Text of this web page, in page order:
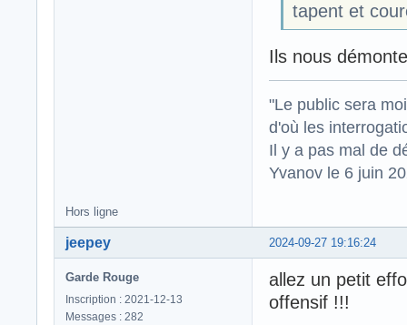
tapent et
Ils nous
"Le public sera
d'où les
Il y a pas mal de
Yvanov le 6 juin
Hors ligne
2024-09-27 19:16:24
jeepey
Garde Rouge
Inscription : 2021-12-13
Messages : 282
allez un petit
offensif !!!